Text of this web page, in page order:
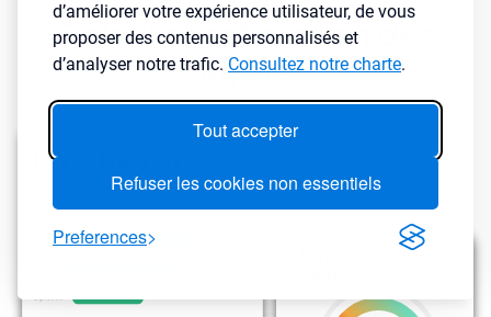
d’améliorer votre expérience utilisateur, de vous
proposer des contenus personnalisés et
d’analyser notre trafic. Consultez notre charte.
Tout accepter
Refuser les cookies non essentiels
Preferences
Calcul et estimation des
loyers